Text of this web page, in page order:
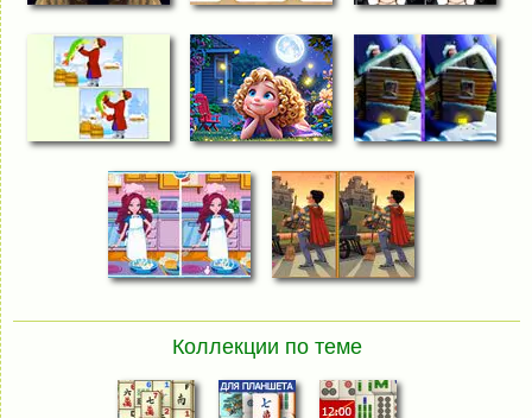
Коллекции по теме